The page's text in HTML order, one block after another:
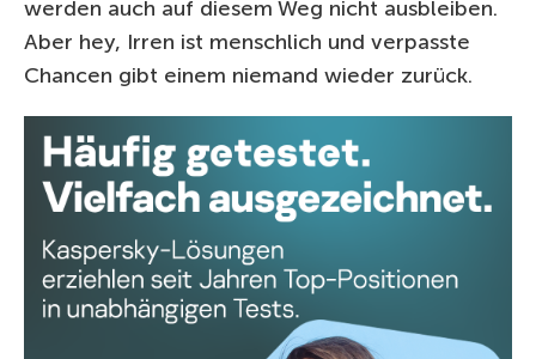
werden auch auf diesem Weg nicht ausbleiben.
Aber hey, Irren ist menschlich und verpasste
Chancen gibt einem niemand wieder zurück.